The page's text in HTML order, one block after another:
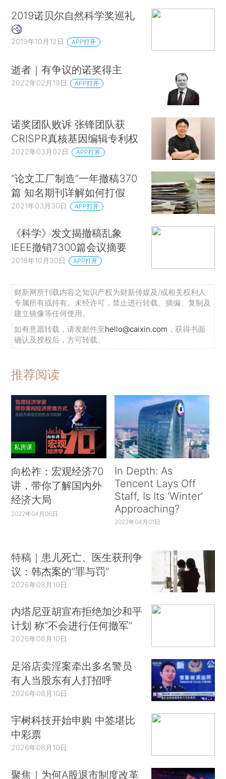
2019诺贝尔自然科学奖巡礼
2019年10月12日 APP打开
逝者｜有争议的诺奖得主
2022年02月19日 APP打开
诺奖团队败诉 张锋团队获
CRISPR真核基因编辑专利权
2022年03月02日 APP打开
“论文工厂制造”一年撤稿370
篇 知名期刊详解如何打假
2021年03月30日 APP打开
《科学》发文揭撤稿乱象
IEEE撤销7300篇会议摘要
2018年10月30日 APP打开
财新网所刊载内容之知识产权为财新传媒及/或相关权利人
专属所有或持有。未经许可，禁止进行转载、摘编、复制及
建立镜像等任何使用。
如有意愿转载，请发邮件至hello@caixin.com ，获得书面
确认及授权后，方可转载。
推荐阅读
私房课
向松祚：宏观经济70
讲，带你了解国内外
经济大局
2022年04月06日
In Depth: As
Tencent Lays Off
Staff, Is Its ‘Winter’
Approaching?
2022年04月01日
特稿｜患儿死亡、医生获刑争
议：韩杰案的“罪与罚”
2026年08月10日
内塔尼亚胡宣布拒绝加沙和平
计划 称“不会进行任何撤军”
2026年08月10日
足浴店卖淫案牵出多名警员
有人当股东有人打招呼
2026年08月10日
宇树科技开始申购 中签堪比
中彩票
2026年08月10日
聚焦｜为何A股退市制度改革